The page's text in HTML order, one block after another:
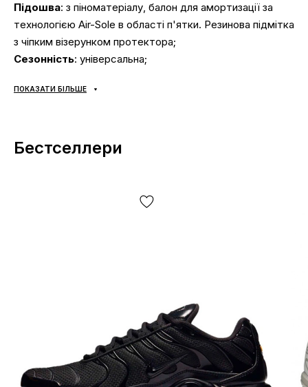
Підошва: з піноматеріалу, балон для амортизації за
технологією Air-Sole в області п'ятки. Резинова підмітка
з чіпким візерунком протектора;
Сезонність: універсальна;
Доставка:наложка «Нова Пошта», доставка кросівок
Оплата:
Jordan будь-яким зручним способом (готівка чи карта);
Будь ласка, дотримуйтесь цих вказівок та будьте певні,
що кросівки однозначно Вам підійдуть. При виборі
розміру Jordan (та й будь-яких інших кросівок
ПОКАЗАТИ БІЛЬШЕ
Бестселлери